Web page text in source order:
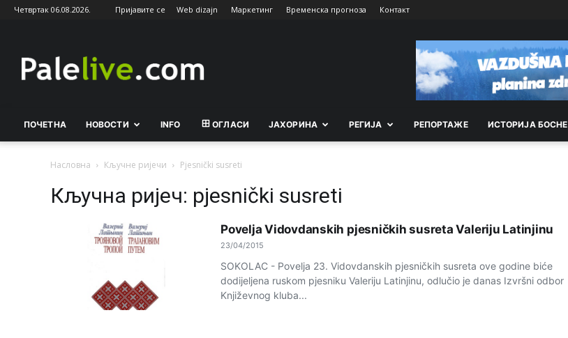
Четвртак 06.08.2026. Пријавите се Web dizajn Маркетинг Временска прогноза Контакт
ПОЧЕТНА НОВОСТИ INFO ОГЛАСИ ЈАХОРИНА РEГИЈА РEПОРТАЖE ИСТОРИЈА БОСНЕ
Насловна Кључне ријечи Pjesnički susreti
Кључна ријеч: pjesnički susreti
Povelja Vidovdanskih pjesničkih susreta Valeriju Latinjinu
23/04/2015
SOKOLAC - Povelja 23. Vidovdanskih pjesničkih susreta ove godine biće
dodijeljena ruskom pjesniku Valeriju Latinjinu, odlučio je danas Izvršni odbor
Književnog kluba...